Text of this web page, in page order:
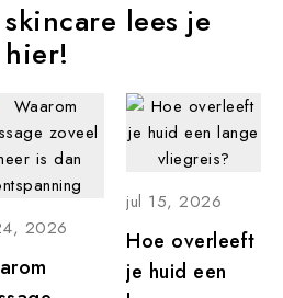
lees je
hier!
2026
jul 15,2026
Hoe overleeft
je huid een